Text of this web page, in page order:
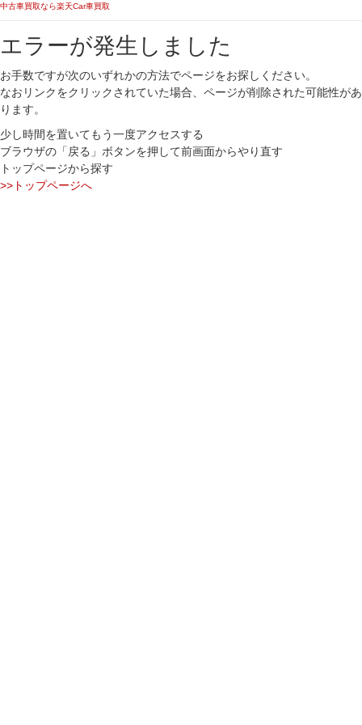
中古車買取なら楽天Car車買取
エラーが発生しました
お手数ですが次のいずれかの方法でページをお探しください。
なおリンクをクリックされていた場合、ページが削除された可能性があ
ります。
少し時間を置いてもう一度アクセスする
ブラウザの「戻る」ボタンを押して前画面からやり直す
トップページから探す
>>トップページへ